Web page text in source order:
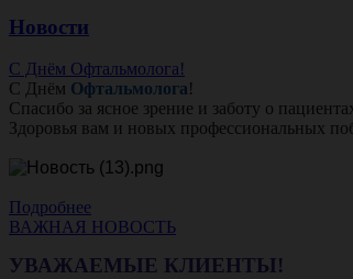
Новости
С Днём Офтальмолога!
С Днём Офтальмолога!
Спасибо за ясное зрение и заботу о
Здоровья вам и новых профессиональных
Подробнее
ВАЖНАЯ НОВОСТЬ
УВАЖАЕМЫЕ КЛИЕНТЫ!